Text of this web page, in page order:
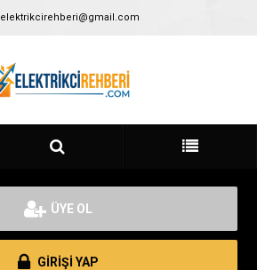
elektrikcirehberi@gmail.com
ÜYE OL
GİRİŞİ YAP